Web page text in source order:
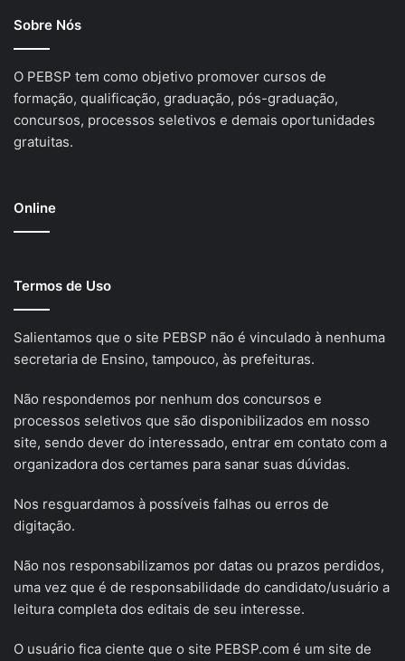
Sobre Nós
O PEBSP tem como objetivo promover cursos de
formação, qualificação, graduação, pós-graduação,
concursos, processos seletivos e demais oportunidades
gratuitas.
Online
Termos de Uso
Salientamos que o site PEBSP não é vinculado à nenhuma
secretaria de Ensino, tampouco, às prefeituras.
Não respondemos por nenhum dos concursos e
processos seletivos que são disponibilizados em nosso
site, sendo dever do interessado, entrar em contato com a
organizadora dos certames para sanar suas dúvidas.
Nos resguardamos à possíveis falhas ou erros de
digitação.
Não nos responsabilizamos por datas ou prazos perdidos,
uma vez que é de responsabilidade do candidato/usuário a
leitura completa dos editais de seu interesse.
O usuário fica ciente que o site PEBSP.com é um site de